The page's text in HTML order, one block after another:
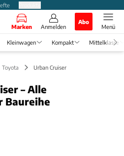
Marken Anmelden
Abo
Menü
Kleinwagen Kompakt Mittelklasse
Toyota Urban Cruiser
– Alle
BaureiheFoto: Toyota